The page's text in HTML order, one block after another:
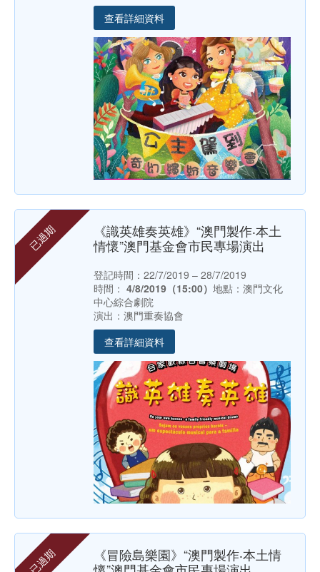
查看詳細資料
已過期
《識英雄奏英雄》“澳門製作‧本土
情懷”澳門基金會市民專場演出
登記時間：22/7/2019 – 28/7/2019
時間： 4/8/2019（15:00） 地點：澳門文化
中心綜合劇院
演出：澳門重奏協會
查看詳細資料
已過期
《冒險島樂園》“澳門製作‧本土情